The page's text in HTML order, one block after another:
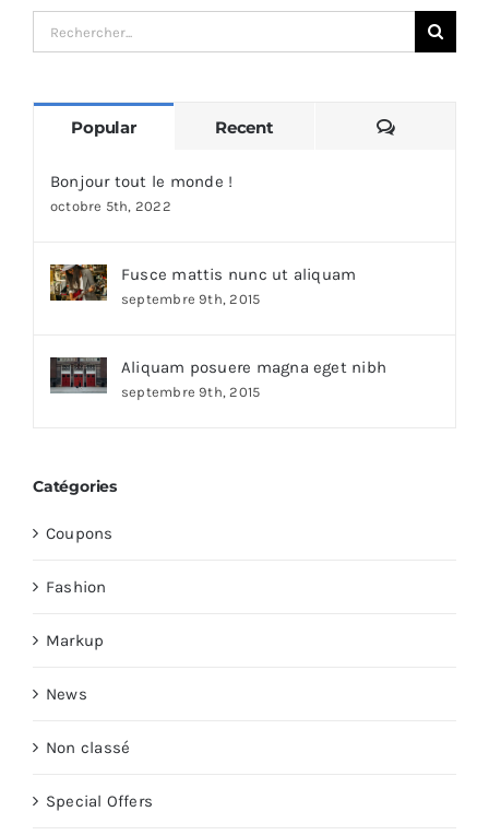
Search
for:
Popular Recent Comments
Bonjour tout le monde !
octobre 5th, 2022
Fusce mattis nunc ut aliquam
septembre 9th, 2015
Aliquam posuere magna eget nibh
septembre 9th, 2015
Catégories
Coupons
Fashion
Markup
News
Non classé
Special Offers